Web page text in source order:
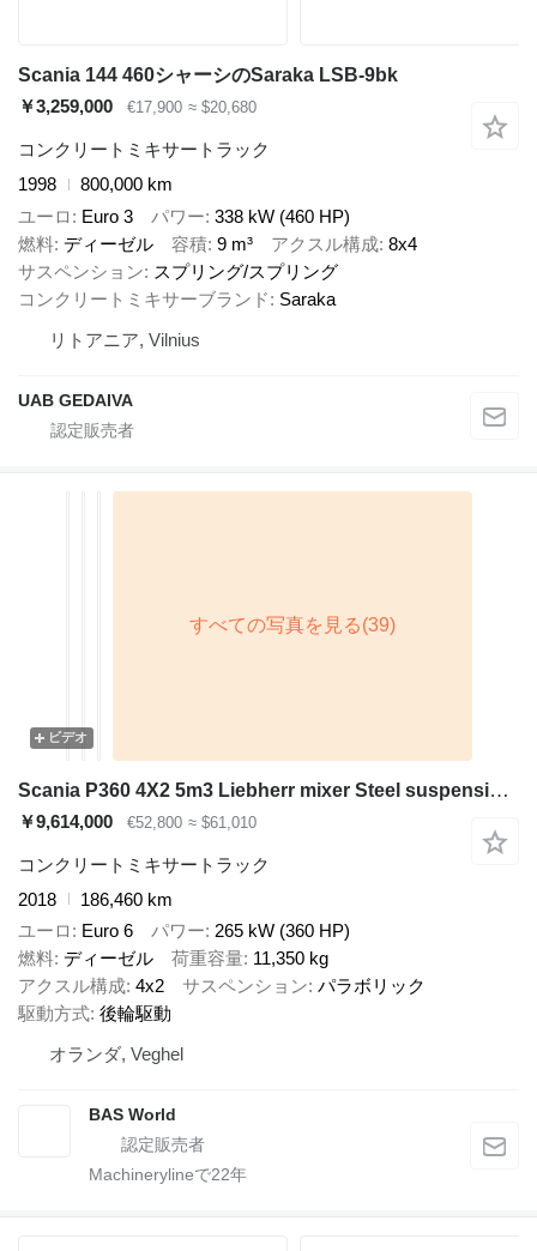
Scania 144 460シャーシのSaraka LSB-9bk
￥3,259,000
€17,900 ≈ $20,680
コンクリートミキサートラック
1998
800,000 km
ユーロ
Euro 3 パワー 338 kW (460 HP)
燃料 ディーゼル 容積 9 m³ アクスル構成 8x4
サスペンション
スプリング/スプリング
コンクリートミキサーブランド
Saraka
リトアニア, Vilnius
UAB GEDAIVA
ビデオ
Scania P360 4X2 5m3 Liebherr mixer Steel suspension Retarder Automatic
￥9,614,000 €52,800 ≈ $61,010
コンクリートミキサートラック
2018
186,460 km
ユーロ
Euro 6 パワー 265 kW (360 HP)
燃料 ディーゼル 荷重容量 11,350 kg
アクスル構成 4x2 サスペンション パラボリック
駆動方式 後輪駆動
オランダ, Veghel
BAS World
Machinerylineで22年